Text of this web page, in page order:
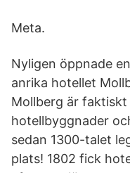
Meta.
Nyligen öppnade
anrika hotellet
Mollberg är faktiskt
hotellbyggnader
sedan 1300-talet
plats! 1802 fick